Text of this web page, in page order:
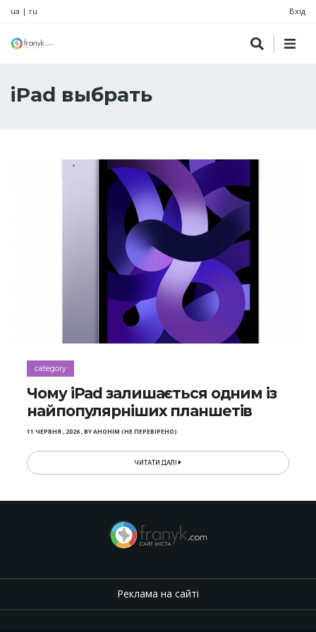
ua | ru Вхід
iPad выбрать
category
Чому iPad залишається одним із
найпопулярніших планшетів
11 ЧЕРВНЯ , 2026,BYАНОНІМ (НЕ ПЕРЕВІРЕНО)
ЧИТАТИ ДАЛІ
Реклама на сайті